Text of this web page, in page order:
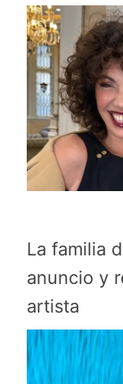
La familia
anuncio y
artista